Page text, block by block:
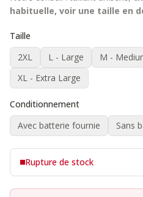
habituelle, voir une taille en
Taille
2XL
L - Large M -
XL - Extra Large
Conditionnement
Avec batterie fournie
Sans
Rupture de stock